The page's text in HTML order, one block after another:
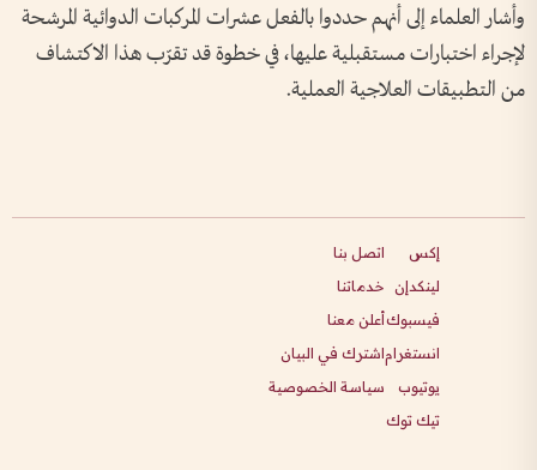
وأشار العلماء إلى أنهم حددوا بالفعل عشرات المركبات الدوائية المرشحة
لإجراء اختبارات مستقبلية عليها، في خطوة قد تقرّب هذا الاكتشاف
من التطبيقات العلاجية العملية.
إكس
لينكدإن
فيسبوك
انستغرام
يوتيوب
تيك توك
اتصل بنا
خدماتنا
أعلن معنا
اشترك في البيان
سياسة الخصوصية